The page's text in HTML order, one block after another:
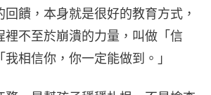
饋，本身就是很好的教育方式，
裡不至於崩潰的力量，叫做「信
相信你，你一定能做到。」